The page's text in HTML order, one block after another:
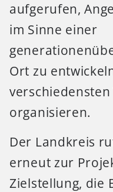
aufgerufen,
im Sinne einer
Ort zu
organisieren.
Der Landkreis
erneut zur
Zielstellung, die